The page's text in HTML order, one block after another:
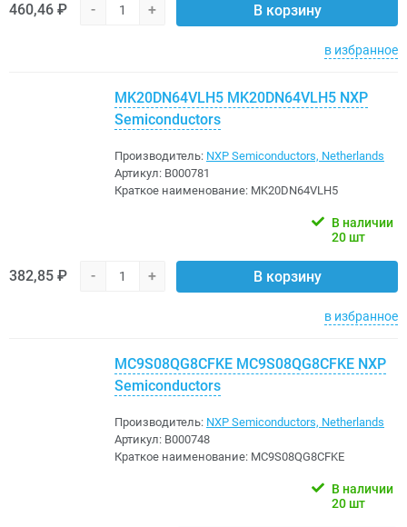
460,46 ₽ - + В корзину
в избранное
MK20DN64VLH5 MK20DN64VLH5 NXP
Semiconductors
Производитель: NXP Semiconductors, Netherlands
Артикул: B000781
Краткое наименование: MK20DN64VLH5
В наличии
20 шт
382,85 ₽ - + В корзину
в избранное
MC9S08QG8CFKE MC9S08QG8CFKE NXP
Semiconductors
Производитель: NXP Semiconductors, Netherlands
Артикул: B000748
Краткое наименование: MC9S08QG8CFKE
В наличии
20 шт